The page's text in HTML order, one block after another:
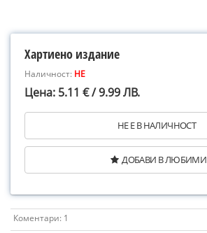
Хартиено издание
Наличност: НЕ
Цена: 5.11 € / 9.99 ЛВ.
НЕ Е В НАЛИЧНОСТ
ДОБАВИ В ЛЮБИМИ
Коментари: 1